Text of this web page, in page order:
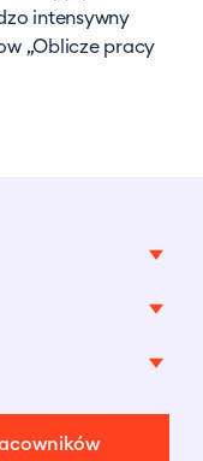
intensywny
„Oblicze pracy